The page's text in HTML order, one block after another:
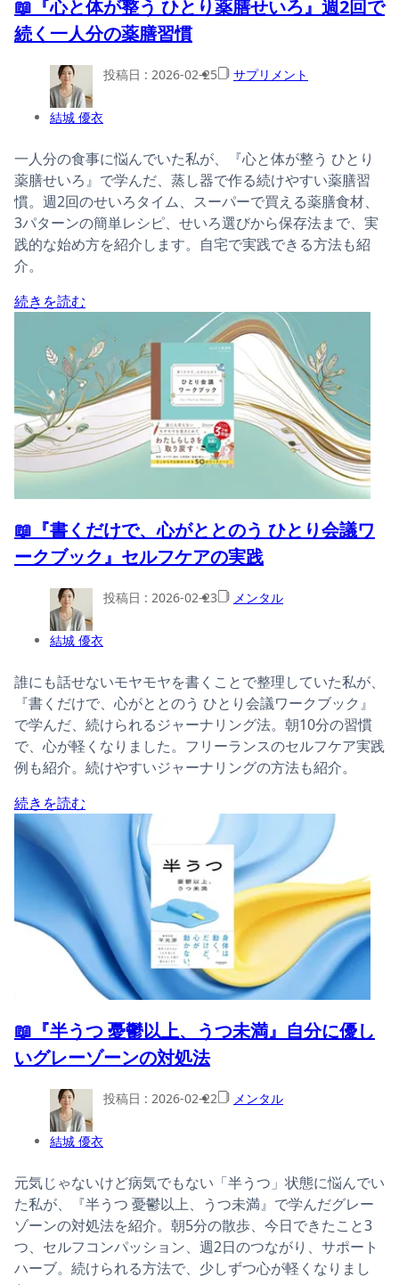
📖『心と体が整う ひとり薬膳せいろ』週2回で
続く一人分の薬膳習慣
結城 優衣
投稿日 : 2026-02-25 サプリメント
一人分の食事に悩んでいた私が、『心と体が整う ひとり
薬膳せいろ』で学んだ、蒸し器で作る続けやすい薬膳習
慣。週2回のせいろタイム、スーパーで買える薬膳食材、
3パターンの簡単レシピ、せいろ選びから保存法まで、実
践的な始め方を紹介します。自宅で実践できる方法も紹
介。
続きを読む
📖『書くだけで、心がととのう ひとり会議ワ
ークブック』セルフケアの実践
結城 優衣
投稿日 : 2026-02-23 メンタル
誰にも話せないモヤモヤを書くことで整理していた私が、
『書くだけで、心がととのう ひとり会議ワークブック』
で学んだ、続けられるジャーナリング法。朝10分の習慣
で、心が軽くなりました。フリーランスのセルフケア実践
例も紹介。続けやすいジャーナリングの方法も紹介。
続きを読む
📖『半うつ 憂鬱以上、うつ未満』自分に優し
いグレーゾーンの対処法
結城 優衣
投稿日 : 2026-02-22 メンタル
元気じゃないけど病気でもない「半うつ」状態に悩んでい
た私が、『半うつ 憂鬱以上、うつ未満』で学んだグレー
ゾーンの対処法を紹介。朝5分の散歩、今日できたこと3
つ、セルフコンパッション、週2日のつながり、サポート
ハーブ。続けられる方法で、少しずつ心が軽くなりまし